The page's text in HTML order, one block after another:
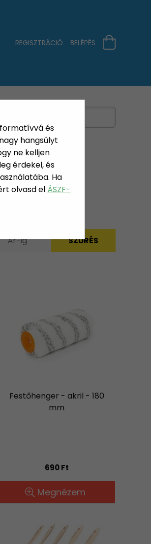
és
hangsúlyt
ne kelljen
érdekel, és
Ha
olvasd el ÁSZF-
REGISZTRÁCIÓ BELÉPÉS
Festőhenger - akril - 180
mm
690 Ft
Megnézem